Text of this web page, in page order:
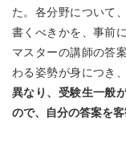
た。各分野について
書くべきかを、事前
マスターの講師の答
わる姿勢が身につき
異なり、受験生一般
ので、自分の答案を